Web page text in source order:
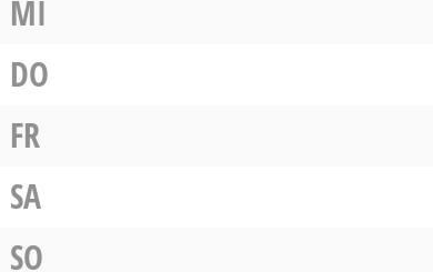
MI
DO
FR
SA
SO